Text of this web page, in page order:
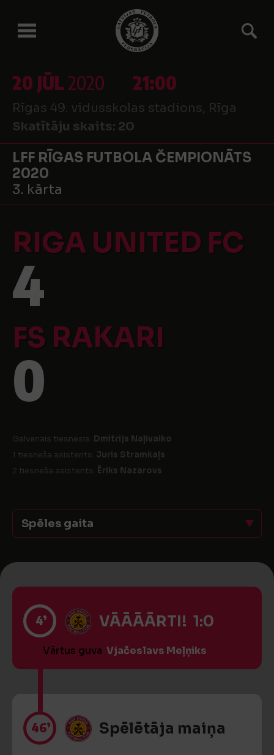
20 JŪL2020 21:00
Rīgas 49. vidusskolas stadions, Rīga
Skatītāju skaits: 20
LFF RĪGAS FUTBOLA ČEMPIONĀTS
2020
3. kārta
RIGA UNITED FC
4
FS RAKARI
0
Galvenais tiesnesis: Dmitrijs Naļivaiko
1 tiesneša asistents: Juris Stramkaļs
2 tiesneša asistents: Ēriks Nazarovs
Spēles gaita
4’ VĀĀĀĀRTI! 1:0
Vārtus guva Vjačeslavs Meļņiks
46’ Spēlētāja maiņa